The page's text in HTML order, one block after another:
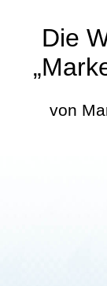
Die
von